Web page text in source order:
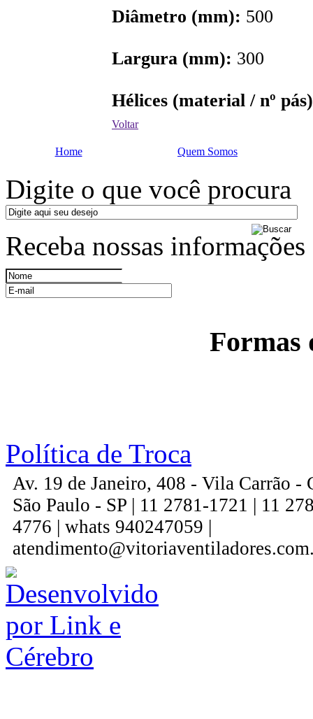
Diâmetro (mm): 500
Largura (mm): 300
Hélices (material / nº
Voltar
Home Quem Somos
Digite o que você procura
Receba nossas
Formas
Política de Troca
Av. 19 de Janeiro, 408 - Vila Carrão -
São Paulo - SP | 11 2781-1721 | 11
4776 | whats 940247059 |